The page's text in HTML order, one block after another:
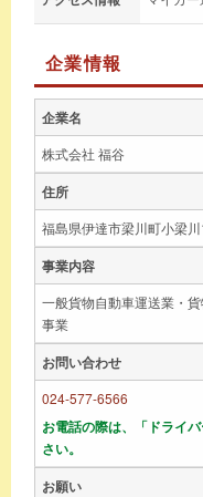
企業情報
企業名
株式会社 福谷
住所
福島県伊達市梁川町小梁
事業内容
一般貨物自動車運送業・
事業
お問い合わせ
024-577-6566
お電話の際は、「ドライ
さい。
お願い